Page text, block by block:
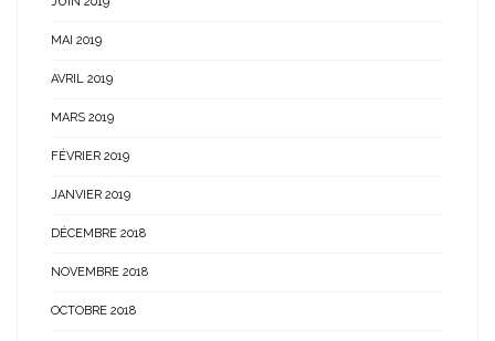
MAI 2019
AVRIL 2019
MARS 2019
FÉVRIER 2019
JANVIER 2019
DÉCEMBRE 2018
NOVEMBRE 2018
OCTOBRE 2018